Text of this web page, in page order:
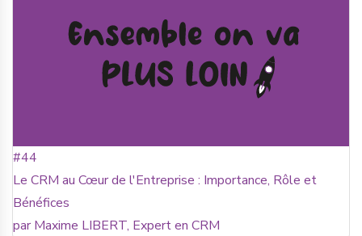
#44
Le CRM au Cœur de l'Entreprise : Importance, Rôle et
Bénéfices
par Maxime LIBERT, Expert en CRM